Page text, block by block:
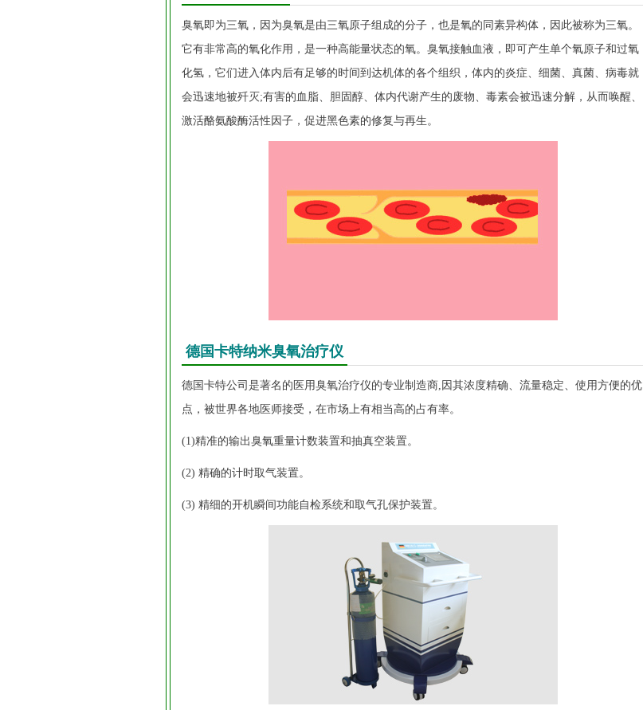
臭氧即为三氧，因为臭氧是由三氧原子组成的分子，也是氧的同素异构体，因此被称为三氧。
它有非常高的氧化作用，是一种高能量状态的氧。臭氧接触血液，即可产生单个氧原子和过氧
化氢，它们进入体内后有足够的时间到达机体的各个组织，体内的炎症、细菌、真菌、病毒就
会迅速地被歼灭;有害的血脂、胆固醇、体内代谢产生的废物、毒素会被迅速分解，从而唤醒、
激活酪氨酸酶活性因子，促进黑色素的修复与再生。
德国卡特纳米臭氧治疗仪
德国卡特公司是著名的医用臭氧治疗仪的专业制造商,因其浓度精确、流量稳定、使用方便的优
点，被世界各地医师接受，在市场上有相当高的占有率。
(1)精准的输出臭氧重量计数装置和抽真空装置。
(2) 精确的计时取气装置。
(3) 精细的开机瞬间功能自检系统和取气孔保护装置。